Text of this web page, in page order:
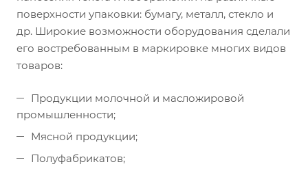
поверхности упаковки: бумагу, металл, стекло и
др. Широкие возможности оборудования сделали
его востребованным в маркировке многих видов
товаров:
Продукции молочной и масложировой
промышленности;
Мясной продукции;
Полуфабрикатов;